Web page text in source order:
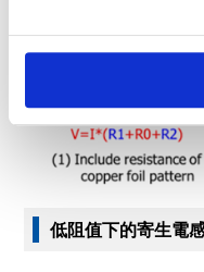
低阻值下的寄生電